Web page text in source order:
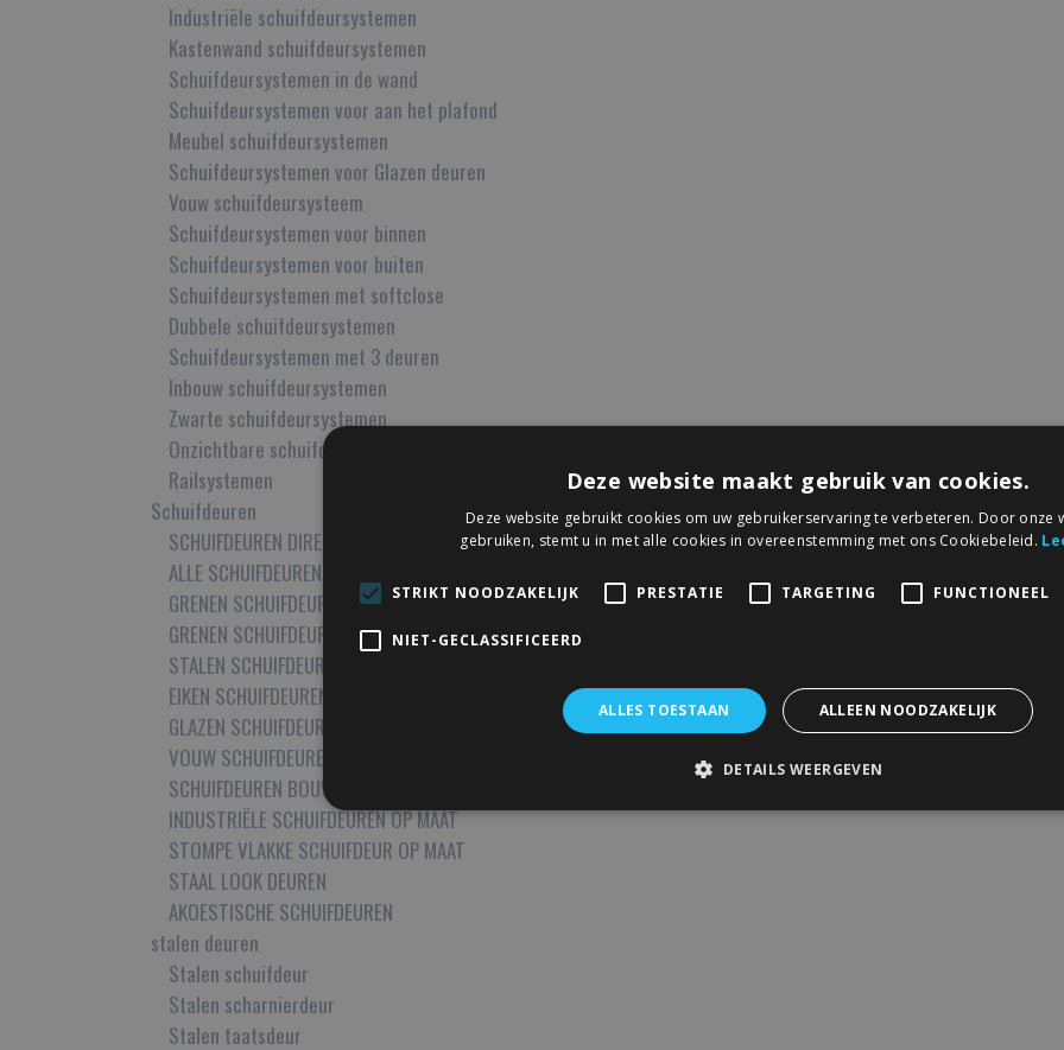
Industriële schuifdeursystemen
Kastenwand schuifdeursystemen
Schuifdeursystemen in de wand
Schuifdeursystemen voor aan het plafond
Meubel schuifdeursystemen
Schuifdeursystemen voor Glazen deuren
Vouw schuifdeursysteem
Schuifdeursystemen voor binnen
Schuifdeursystemen voor buiten
Schuifdeursystemen met softclose
Dubbele schuifdeursystemen
Schuifdeursystemen met 3 deuren
Inbouw schuifdeursystemen
Zwarte schuifdeursystemen
Onzichtbare schuifdeursystemen
Railsystemen
Schuifdeuren
SCHUIFDEUREN DIRECT LEVERBAAR
ALLE SCHUIFDEUREN
GRENEN SCHUIFDEUREN OP MAAT
GRENEN SCHUIFDEUREN MET GLAS OP MAAT
STALEN SCHUIFDEUREN MET GLAS OP MAAT
EIKEN SCHUIFDEUREN OP MAAT
GLAZEN SCHUIFDEUREN OP MAAT
VOUW SCHUIFDEUREN
SCHUIFDEUREN BOUWPAKKET
INDUSTRIËLE SCHUIFDEUREN OP MAAT
STOMPE VLAKKE SCHUIFDEUR OP MAAT
STAAL LOOK DEUREN
AKOESTISCHE SCHUIFDEUREN
stalen deuren
Stalen schuifdeur
Stalen scharnierdeur
Stalen taatsdeur
Deze website maakt gebruik van cookies.
Deze website gebruikt cookies om uw gebruikerservaring te verbeteren. Door onze
gebruiken, stemt u in met alle cookies in overeenstemming met ons Cookiebeleid.
STRIKT NOODZAKELIJK PRESTATIE TARGETING FUNCTIONEEL
NIET-GECLASSIFICEERD
ALLES TOESTAAN ALLEEN NOODZAKELIJK
DETAILS WEERGEVEN